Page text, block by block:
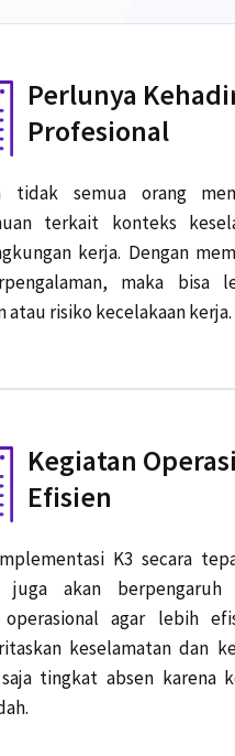
Perlunya
Profesional
tidak semua orang
terkait konteks
kerja. Dengan
maka bisa
atau risiko kecelakaan kerja.
Kegiatan
Efisien
K3 secara
juga akan berpengaruh
operasional agar lebih
keselamatan dan
tingkat absen karena